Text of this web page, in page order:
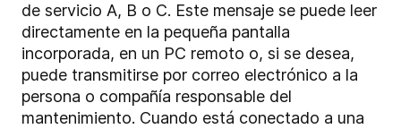
de servicio A, B o C. Este mensaje se puede leer
directamente en la pequeña pantalla
incorporada, en un PC remoto o, si se desea,
puede transmitirse por correo electrónico a la
persona o compañía responsable del
mantenimiento. Cuando está conectado a una